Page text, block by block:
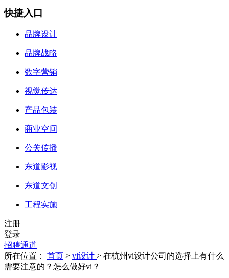
快捷入口
品牌设计
品牌战略
数字营销
视觉传达
产品包装
商业空间
公关传播
东道影视
东道文创
工程实施
注册
登录
招聘通道
所在位置： 首页 > vi设计 > 在杭州vi设计公司的选择上有什么
需要注意的？怎么做好vi？